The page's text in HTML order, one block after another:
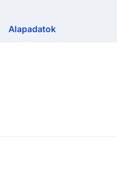
Alapadatok